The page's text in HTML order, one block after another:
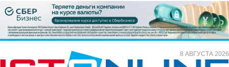
8 АВГУСТА 2026